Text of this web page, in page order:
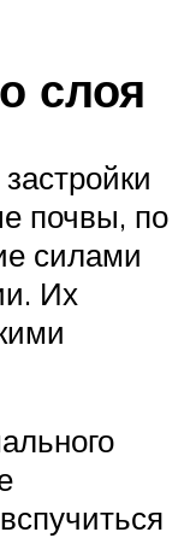
слоя
почвы, по
силами
Их